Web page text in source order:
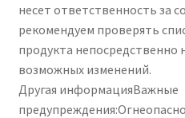
несет ответственность за
рекомендуем проверять
продукта непосредственно
возможных изменений.
Другая информацияВажные